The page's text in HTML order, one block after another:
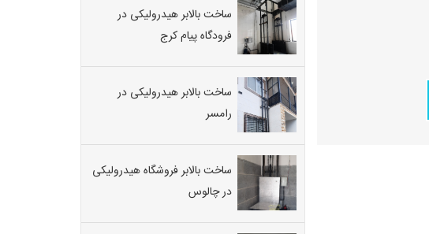
ساخت بالابر هیدرولیکی در
فرودگاه پیام کرج
ساخت بالابر هیدرولیکی در
رامسر
ساخت بالابر فروشگاه هیدرولیکی
در چالوس